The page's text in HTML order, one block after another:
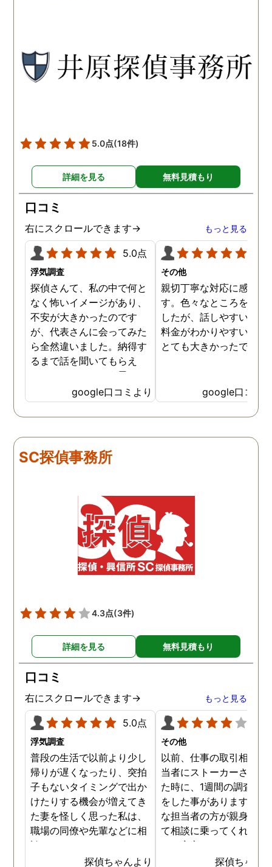
と思います。思い切ってお
願いして良かったです。 こ
の度はありがとうございま
とうございました。
5.0点(18件)
詳細を見る 無料見積もり
口コミ
右にスクロールできます→ もっと見る
5.0点
浮気調査
探偵さんて、私の中で何と
なく怖いイメージがあり、
不安が大きかったのです
が、代表さんに会ってみた
ら全然違いました。納得す
るまで話を聞いてもらえ
て、ここならという思いで
依頼しました。代表さんが
私と一緒に戦ってくれてる
感じがして、心強かったで
現在離婚調停中です。弁護
士さんも紹介してもらえて
google口コミより
その他
親切丁寧な対応に感謝し
す。色々なところを探し
したが、話しやすいこと
料金がわかりやすいこと
とても大きかったです。
google口コミ
SC探偵事務所
4.3点(3件)
詳細を見る 無料見積もり
口コミ
右にスクロールできます→ もっと見る
5.0点
浮気調査
普段の生活で以前より少し
帰りが遅くなったり、突拍
子もないタイミングで出か
けたりする機会が増えてき
た妻を怪しく思った私は、
職場の同僚や先輩などに相
談していました。 そういっ
た相談の回答の一つに調査
探偵ちゃんより
その他
以前、仕事の取引相手の
当者にストーカーされて
た時に、1週間の調査依頼
をした事があります。親
な担当者の方が親身にな
て相談に乗ってくれたた
め、安心しました。同じ
うな被害に遭う可能性も
探偵ちゃん